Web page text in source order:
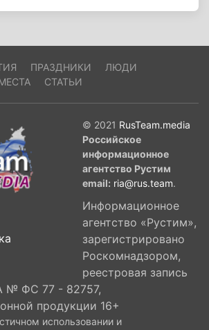
ПРАЗДНИКИ
ЛЮДИ
СТАТЬИ
© 2021 RusTeam.media
Российское
информационное
агентство Рустим
email: ria@rus.team.
Информационное
агентство «Рустим»,
зарегистрировано
Роскомнадзором,
реестровая запись
№ ФС 77 - 82757,
продукции 16+
использовании и